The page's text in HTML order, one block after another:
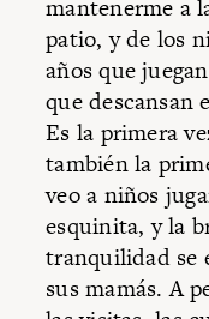
mantenerme a
patio, y de los
años que
que descansan
Es la primera
también la
veo a niños
esquinita, y la
tranquilidad se
sus mamás. A